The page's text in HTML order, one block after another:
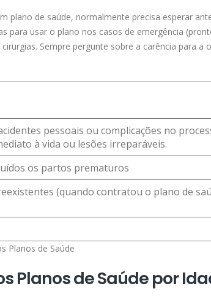
plano de saúde, normalmente precisa esperar
para usar o plano nos casos de emergência
Sempre pergunte sobre a carência para
pessoais ou complicações no
à vida ou lesões irreparáveis.
os partos prematuros
(quando contratou o plano de
Planos de Saúde
Planos de Saúde por